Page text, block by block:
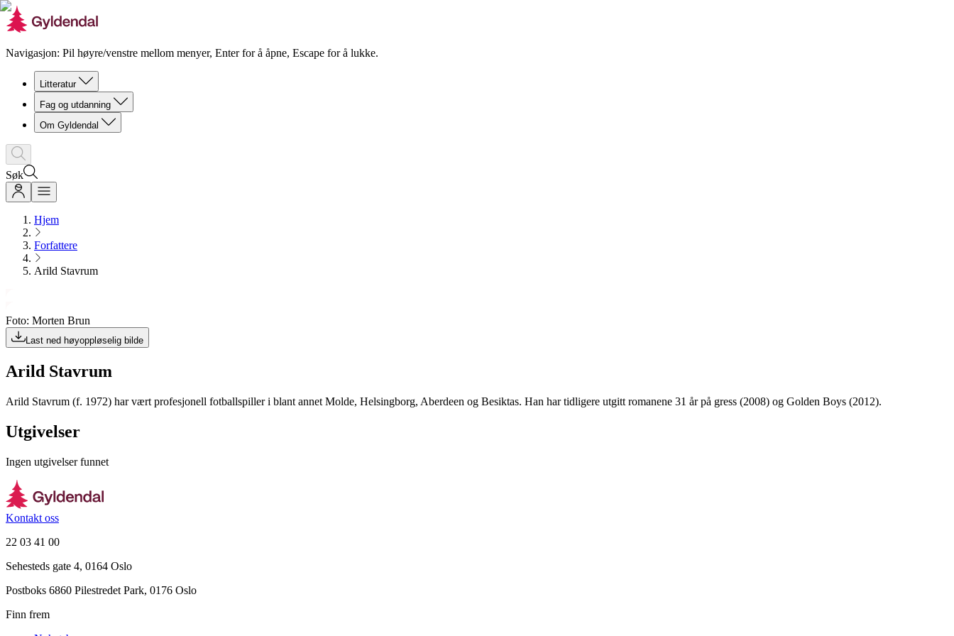
Navigasjon: Pil høyre/venstre mellom menyer, Enter for å åpne, Escape for å lukke.
Litteratur
Fag og utdanning
Om Gyldendal
Søk
Hjem
Forfattere
Arild Stavrum
Foto: Morten Brun
Last ned høyoppløselig bilde
Arild Stavrum
Arild Stavrum (f. 1972) har vært profesjonell fotballspiller i blant annet Molde, Helsingborg, Aberdeen og Besiktas. Han har tidligere utgitt romanene 31 år på gress (2008) og Golden Boys (2012).
Utgivelser
Ingen utgivelser funnet
Kontakt oss
22 03 41 00
Sehesteds gate 4, 0164 Oslo
Postboks 6860 Pilestredet Park, 0176 Oslo
Finn frem